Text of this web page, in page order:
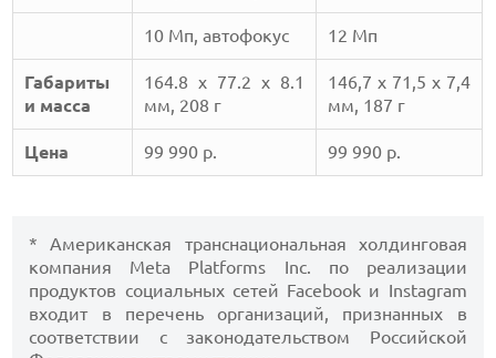
10 Мп, автофокус 12 Мп
Габариты
и масса
164.8 x 77.2 x 8.1
мм, 208 г
146,7 x 71,5 x 7,4
мм, 187 г
Цена 99 990 р. 99 990 р.
* Американская транснациональная холдинговая
компания Meta Platforms Inc. по реализации
продуктов социальных сетей Facebook и Instagram
входит в перечень организаций, признанных в
соответствии с законодательством Российской